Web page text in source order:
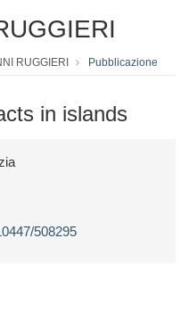
RUGGIERI Pubblicazione
in islands
508295